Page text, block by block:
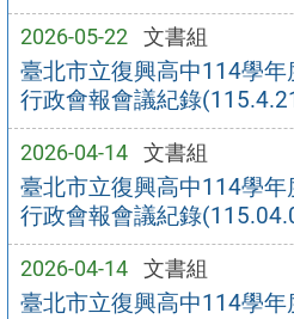
2026-05-22 文書組
臺北市立復興高中114學
行政會報會議紀錄
2026-04-14 文書組
臺北市立復興高中114學
行政會報會議紀錄
2026-04-14 文書組
臺北市立復興高中114學